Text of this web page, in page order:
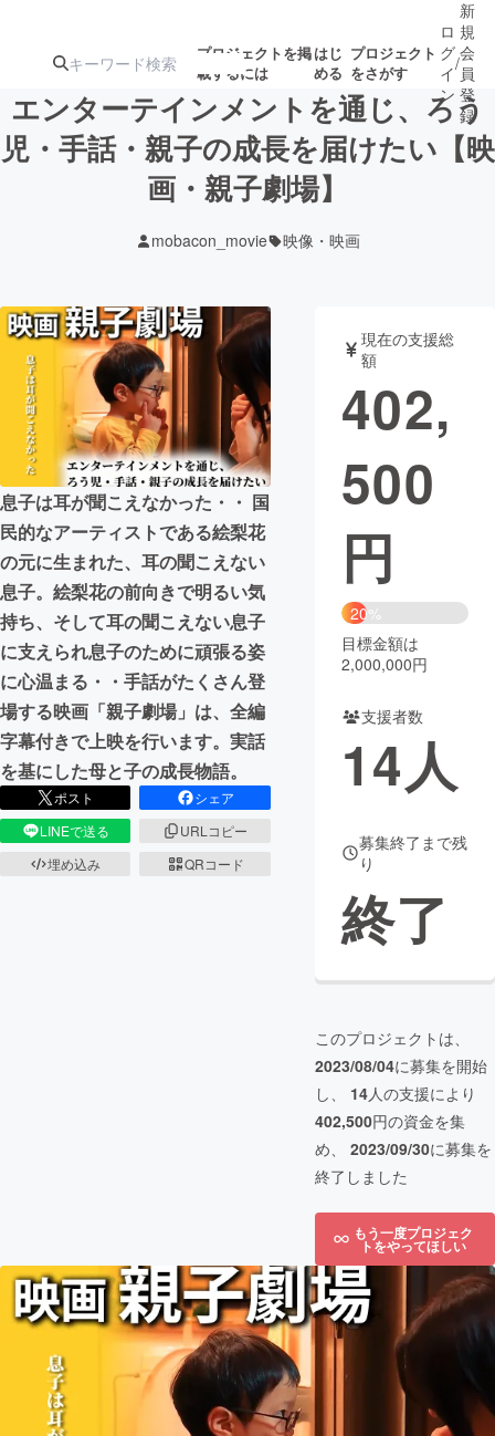
プロジェクトを掲
載するには
はじ
める
プロジェクト
をさがす
注目のリ 注目の新着プロ募集終了が近いプ
テクノロジー・ガジェット
映像・映画 書籍・雑誌
ビジネス・起業 チャレンジ
まちづくり・地域活性化
CAMPFIRE for Social Good
CAMPFIRE Creation
CAMPFIREふるさと納税machi-ya コミュニティ
ロ
グ
イ
ン
/
新
規
会
員
登
録
エンターテインメントを通じ、ろう
児・手話・親子の成長を届けたい【映
画・親子劇場】
mobacon_movie 映像・映画
息子は耳が聞こえなかった・・ 国
民的なアーティストである絵梨花
の元に生まれた、耳の聞こえない
息子。絵梨花の前向きで明るい気
持ち、そして耳の聞こえない息子
に支えられ息子のために頑張る姿
に心温まる・・手話がたくさん登
場する映画「親子劇場」は、全編
字幕付きで上映を行います。実話
を基にした母と子の成長物語。
ポスト
シェア
LINEで送る
URLコピー
埋め込み
QRコード
現在の支援総
額
402,
500
円
20%
目標金額は
2,000,000円
支援者数
14人
募集終了まで残
り
終了
このプロジェクトは、
2023/08/04に募集を開始
し、 14人の支援により
402,500円の資金を集
め、 2023/09/30に募集を
終了しました
もう一度プロジェク
トをやってほしい